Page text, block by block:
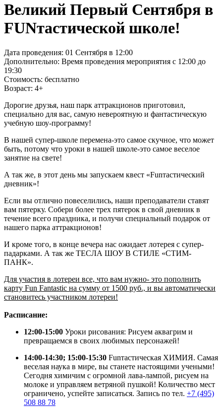
Великий Первый Сентября в
FUNтастической школе!
Дата проведения: 01 Сентября в 12:00
Дополнительно: Время проведения мероприятия с 12:00 до
19:30
Стоимость: бесплатно
Возраст: 4+
Дорогие друзья, наш парк аттракционов приготовил,
специально для вас, самую невероятную и фантастическую
учебную шоу-программу!
В нашей супер-школе перемена-это самое скучное, что может
быть, потому что уроки в нашей школе-это самое веселое
занятие на свете!
А так же, в этот день мы запускаем квест «Funтастический
дневник»!
Если вы отлично повеселились, наши преподаватели ставят
вам пятерку. Собери более трех пятерок в свой дневник в
течение всего праздника, и получи специальный подарок от
нашего парка аттракционов!
И кроме того, в конце вечера нас ожидает лотерея с супер-
падарками. А так же ТЕСЛА ШОУ В СТИЛЕ «СТИМ-
ПАНК».
Для участия в лотереи все, что вам нужно- это пополнить
карту Fun Fantastic на сумму от 1500 руб., и вы автоматически
становитесь участником лотереи!
Расписание:
12:00-15:00 Уроки рисования: Рисуем аквагрим и
превращаемся в своих любимых персонажей!
14:00-14:30; 15:00-15:30 Funтастическая ХИМИЯ. Самая
веселая наука в мире, вы станете настоящими учеными!
Сегодня химичим с огромной лава-лампой, рисуем на
молоке и управляем ветряной пушкой! Количество мест
ограничено, успейте записаться. Запись по тел. +7 (495)
508 88 78